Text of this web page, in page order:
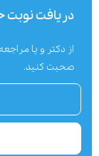
دریافت نوبت
از دکتر و یا
صحبت کنید.